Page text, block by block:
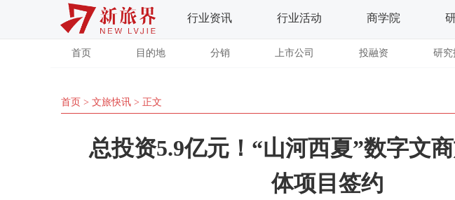
行业资讯 行业活动 商学院
首页 目的地 分销 上市公司 投融资 研究
首页 > 文旅快讯 > 正文
总投资5.9亿元！“山河西夏”数字文
体项目签约